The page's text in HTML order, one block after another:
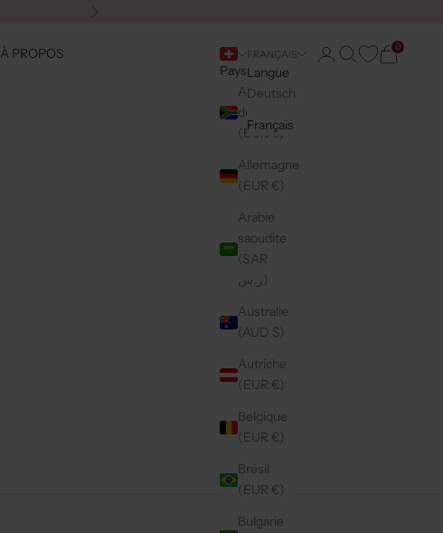
Suivant
À PROPOS
Pays
Afrique
du Sud
(EUR €)
Allemagne
(EUR €)
Arabie
saoudite
(SAR
ر.س)
Australie
(AUD $)
Autriche
(EUR €)
Belgique
(EUR €)
Brésil
(EUR €)
Bulgarie
FRANÇAIS
Langue
Deutsch
Français
Connexion
Recherche
Panier
0